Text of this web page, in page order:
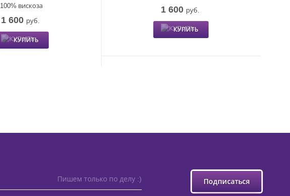
100% вискоза
1 600 руб.
КУПИТЬ
1 600 руб.
КУПИТЬ
Пишем только по делу :) Подписаться